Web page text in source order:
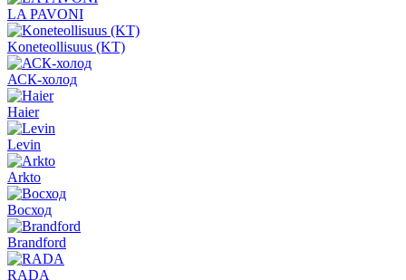
LA PAVONI
Koneteollisuus (KT)
АСК-холод
Haier
Levin
Arkto
Восход
Brandford
RADA